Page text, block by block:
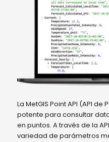
La MetGIS Point API (API
potente para consultar
en puntos. A través de la
variedad de parámetros